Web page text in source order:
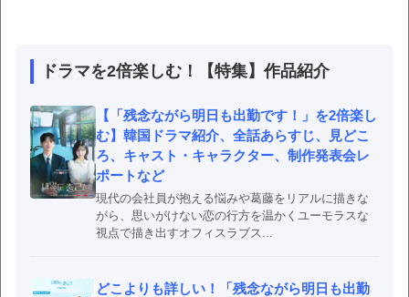
ドラマを2倍楽しむ！【特集】作品紹介
【「残念ながら明日も出勤です！」を2倍楽し
む】韓国ドラマ紹介、全話あらすじ、見どこ
ろ、キャスト・キャラクター、制作発表会レ
ポートなど
現代の会社員が抱える悩みや葛藤をリアルに描きな
がら、思いがけない恋の行方を温かくユーモラスな
視点で描き出すオフィスラブス...
どこよりも詳しい！「残念ながら明日も出勤